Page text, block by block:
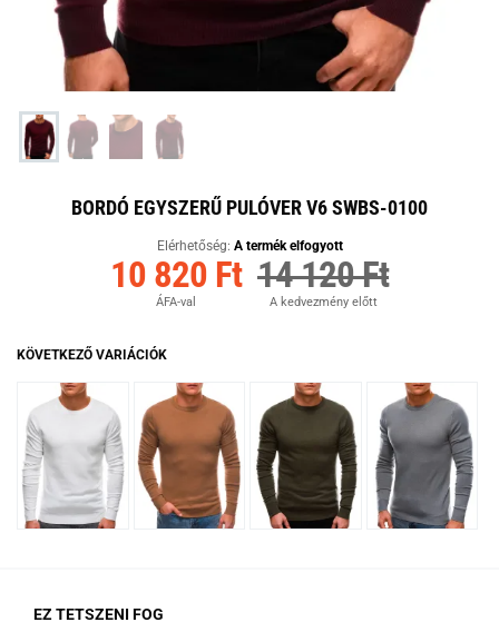
BORDÓ EGYSZERŰ PULÓVER V6 SWBS-0100
Elérhetőség: A termék elfogyott
10 820 Ft
ÁFA-val
14 120 Ft
A kedvezmény előtt
KÖVETKEZŐ VARIÁCIÓK
EZ TETSZENI FOG